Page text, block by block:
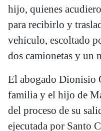
hijo, quienes
para recibirlo y
vehículo, escoltado
dos camionetas y un
El abogado Dionisio
familia y el hijo de
del proceso de su
ejecutada por Santo